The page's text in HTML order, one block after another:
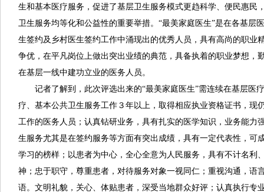
生和基本医疗服务，促进了基层卫生服务模式更趋科学、便民惠民
卫生服务均等化和公益性的重要举措。“最美家庭医生”是在各基层
生签约及乡村医生签约工作中涌现出的优秀人员，具有高尚的职业
争优，在平凡岗位上做出突出业绩的典范，具备执着的职业梦想，
在基层一线中建功立业的医务人员。
记者了解到，此次评选出来的“最美家庭医生”需连续在基层医
疗、基本公共卫生服务工作３年以上，取得相应执业资格证书，现
工作的医务人员；认真钻研业务，具有扎实的医学知识，业务能力
生服务尤其是在签约服务等方面有突出成绩，具有一定代表性，可
学习的榜样；以患者为中心，全心全意为人民服务，具有不计名利
神；忠于职守，尊重患者，对待服务对象一视同仁；重视沟通，语
语。文明礼貌，关心、体贴患者，深受当地群众好评；认真执行专